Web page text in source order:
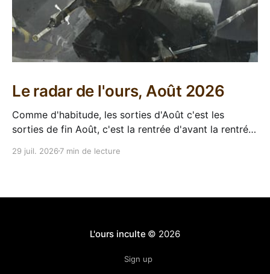
Le radar de l'ours, Août 2026
Comme d'habitude, les sorties d'Août c'est les
sorties de fin Août, c'est la rentrée d'avant la rentrée,
29 juil. 2026 7 min de lecture
L'ours inculte © 2026
Sign up